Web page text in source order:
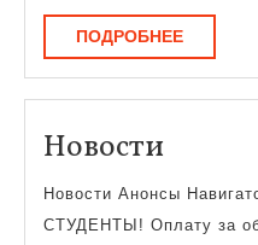
ПОДРОБНЕЕ
Новости
Новости Анонсы
СТУДЕНТЫ! Оплату за